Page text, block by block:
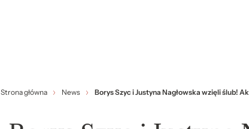
Strona główna News Borys Szyc i Justyna Nagłowska wzięli ślub!